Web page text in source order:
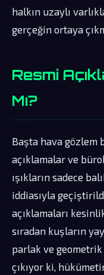
halkın uzaylı
gerçeğin ortaya
Resmi
Mı?
Başta hava gözlem
açıklamalar ve
ışıkların sadece
iddiasıyla
açıklamaları
sıradan kuşların
parlak ve
çıkıyor ki,